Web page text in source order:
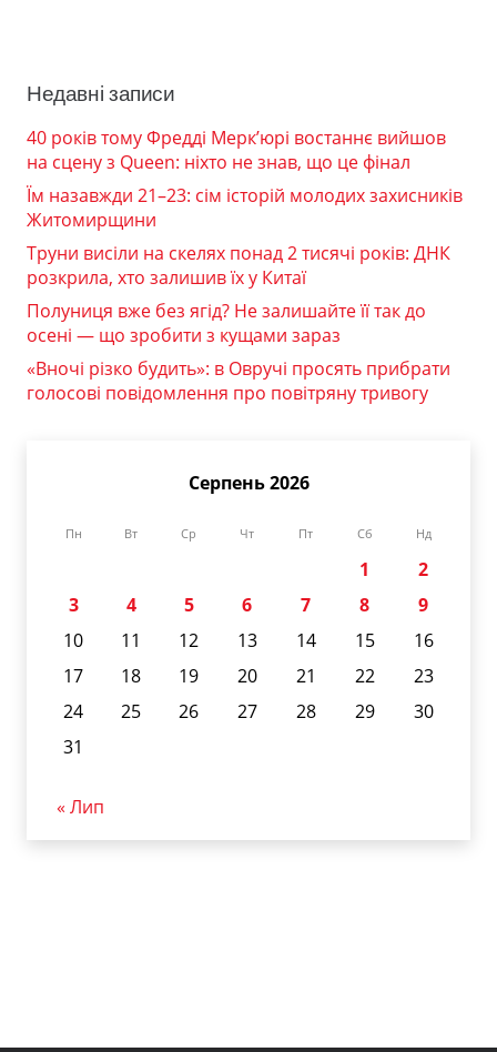
Недавні записи
40 років тому Фредді Мерк’юрі востаннє вийшов
на сцену з Queen: ніхто не знав, що це фінал
Їм назавжди 21–23: сім історій молодих захисників
Житомирщини
Труни висіли на скелях понад 2 тисячі років: ДНК
розкрила, хто залишив їх у Китаї
Полуниця вже без ягід? Не залишайте її так до
осені — що зробити з кущами зараз
«Вночі різко будить»: в Овручі просять прибрати
голосові повідомлення про повітряну тривогу
Серпень 2026
Пн Вт Ср Чт Пт Сб Нд
1
2
3
4 5 6 7 8
9
10
11 12 13 14 15
16
17
18 19 20 21 22
23
24
25 26 27 28 29
30
31
« Лип